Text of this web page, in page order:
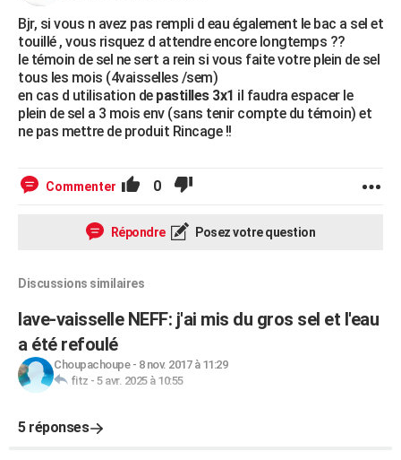
S'inscrire
Se connecter
Lycées
Collèges
Primaires
Universités
Entreprises
Service militaire
Avis de recherche
FORUM
Bricolage
Lifestyle
Culture
Sport
Auto
Television
Voyage
Cinema
Bjr, si vous n avez pas rempli d eau également le bac a sel et
touillé , vous risquez d attendre encore longtemps ??
le témoin de sel ne sert a rein si vous faite votre plein de sel
tous les mois (4vaisselles /sem)
en cas d utilisation depastilles 3x1 il faudra espacer le
plein de sel a 3 mois env (sans tenir compte du témoin) et
ne pas mettre de produit Rincage !!
Commenter 0
Répondre Posez votre question
Discussions similaires
lave-vaisselle NEFF: j'ai mis du gros sel et l'eau
a été refoulé
Choupachoupe- 8 nov. 2017 à 11:29
fitz - 5 avr. 2025 à 10:55
5 réponses